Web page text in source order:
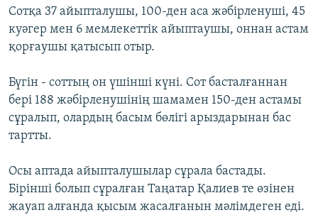
Сотқа 37 айыпталушы, 100-ден аса жәбірленуші, 45
куәгер мен 6 мемлекеттік айыптаушы, оннан астам
қорғаушы қатысып отыр.
Бүгін - соттың он үшінші күні. Сот басталғаннан
бері 188 жәбірленушінің шамамен 150-ден астамы
сұралып, олардың басым бөлігі арыздарынан бас
тартты.
Осы аптада айыпталушылар сұрала бастады.
Бірінші болып сұралған Таңатар Қалиев те өзінен
жауап алғанда қысым жасалғанын мәлімдеген еді.